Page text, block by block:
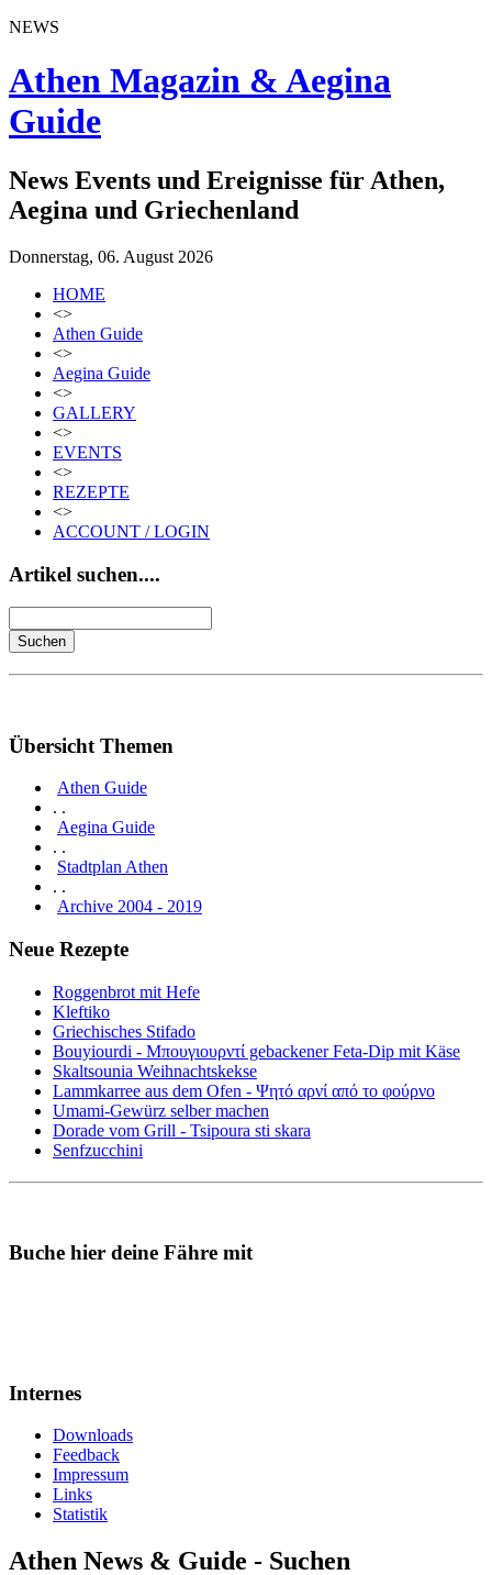
NEWS
Athen Magazin & Aegina
Guide
News Events und Ereignisse für Athen,
Aegina und Griechenland
Donnerstag, 06. August 2026
HOME
<>
Athen Guide
<>
Aegina Guide
<>
GALLERY
<>
EVENTS
<>
REZEPTE
<>
ACCOUNT / LOGIN
Artikel suchen....
Übersicht Themen
Athen Guide
. .
Aegina Guide
. .
Stadtplan Athen
. .
Archive 2004 - 2019
Neue Rezepte
Roggenbrot mit Hefe
Kleftiko
Griechisches Stifado
Bouyiourdi - Μπουγιουρντί gebackener Feta-Dip mit Käse
Skaltsounia Weihnachtskekse
Lammkarree aus dem Ofen - Ψητό αρνί από το φούρνο
Umami-Gewürz selber machen
Dorade vom Grill - Tsipoura sti skara
Senfzucchini
Buche hier deine Fähre mit
Internes
Downloads
Feedback
Impressum
Links
Statistik
Athen News & Guide - Suchen